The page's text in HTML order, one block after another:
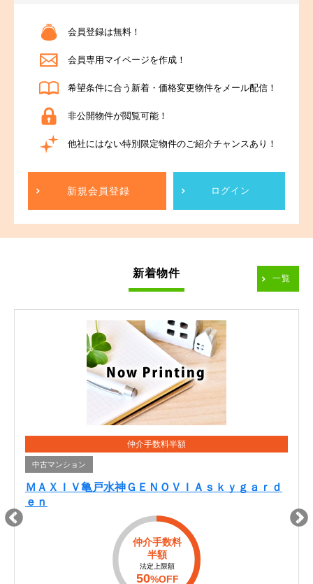
会員登録は無料！
会員専用マイページを作成！
希望条件に合う新着・価格変更物件をメール配信！
非公開物件が閲覧可能！
他社にはない特別限定物件のご紹介チャンスあり！
新規会員登録 ログイン
新着物件 一覧
仲介手数料半額
中古マンション
ＭＡＸＩＶ亀戸水神ＧＥＮＯＶＩＡｓｋｙｇａｒｄ
ｅｎ
仲介手数料
半額
法定上限額
50%OFF